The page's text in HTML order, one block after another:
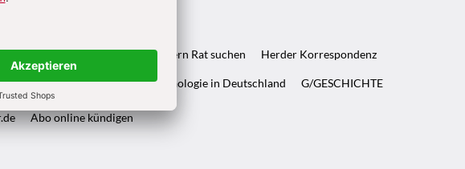
Leitungsheft & Wenn Eltern Rat suchen Herder Korrespondenz
ANTIKE WELT & Archäologie in Deutschland G/GESCHICHTE
Abo online kündigen